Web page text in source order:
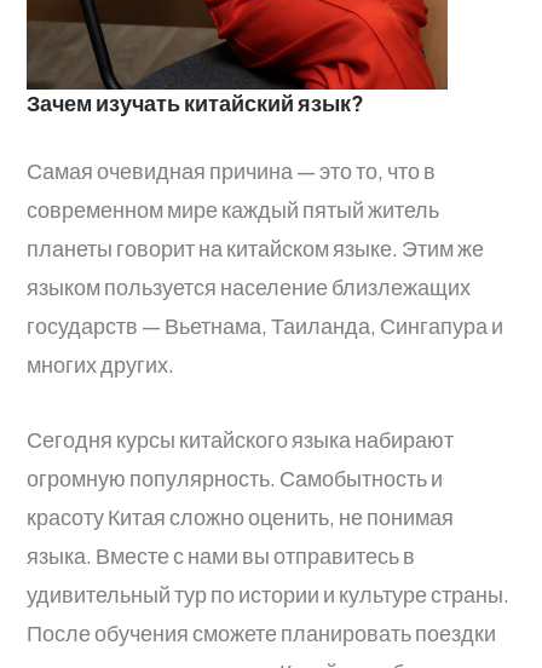
Зачем изучать китайский язык?
Самая очевидная причина — это то, что в
современном мире каждый пятый житель
планеты говорит на китайском языке. Этим же
языком пользуется население близлежащих
государств — Вьетнама, Таиланда, Сингапура и
многих других.
Сегодня курсы китайского языка набирают
огромную популярность. Самобытность и
красоту Китая сложно оценить, не понимая
языка. Вместе с нами вы отправитесь в
удивительный тур по истории и культуре страны.
После обучения сможете планировать поездки